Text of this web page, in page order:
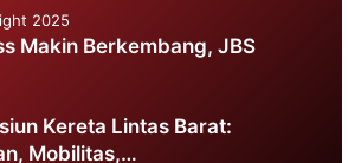
Makin Berkembang, JBS
Kereta Lintas Barat:
Mobilitas,…